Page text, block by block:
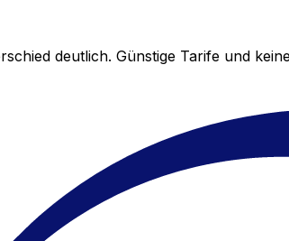
deutlich. Günstige Tarife und